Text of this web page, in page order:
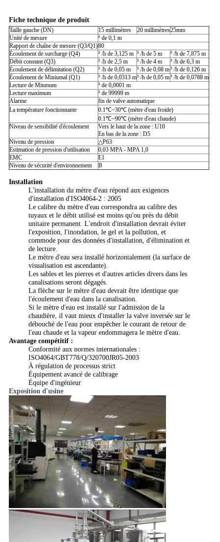
Fiche technique de produit
Taille gauche (DN) 15 millimètres 20 millimètres25mm
Unité de mesure
³ de 0,1 m
Rapport de chaîne de mesure (Q3/Q1)80
Écoulement de surcharge (Q4)
³ /h de 3,125 m ³ /h de 5 m
³ /h de 7,875 m
Débit constant (Q3)
³ /h de 2,5 m ³ /h de 4 m
³ /h de 6,3 m
Écoulement de délimitation (Q2)
³ /h de 0,05 m ³ /h de 0,08 m³ /h de 0,126 m
Écoulement de Miniumal (Q1)
³ /h de 0,0313 m³ /h de 0,05 m³ /h de 0,0788 m
Lecture de Minmum
³ de 0,0001 m
Lecture maximum
³ de 99999 m
Alarme
fin de valve automatique
La température fonctionnante
0.1℃~30℃ (mètre d'eau froide)
0.1℃~90℃ (mètre d'eau chaude)
Niveau de sensibilité d'écoulement
Vers le haut de la zone : U10
En bas de la zone : D5
Niveau de pression
△P63
Estimation de pression d'utilisation
0,03 MPA - MPA 1,0
EMC
E1
Niveau de sécurité d'environnement
B
Installation
L'installation du mètre d'eau répond aux exigences
d'installation d'ISO4064-2 : 2005
Le calibre du mètre d'eau correspondra au calibre des
tuyaux et le débit utilisé est moins qu'ou près du débit
unitaire permanent. L'endroit d'installation devrait éviter
l'exposition, l'inondation, le gel et la pollution, et
commode pour des données d'installation, d'élimination et
de lecture.
Le mètre d'eau sera installé horizontalement (la surface de
visualisation est ascendante).
Les sables et les pierres et d'autres articles divers dans les
canalisations seront dégagés.
La flèche sur le mètre d'eau devrait être identique que
l'écoulement d'eau dans la canalisation.
Si le mètre d'eau est installé sur l'admission de la
chaudière, il vaut mieux d'installer la valve inversée sur le
débouché de l'eau pour empêcher le courant de retour de
l'eau chaude et la vapeur endommagera le mètre d'eau.
Avantage compétitif :
Conformité aux normes internationales :
ISO4064/GBT778/Q/320700JR05-2003
À régulation de processus strict
Équipement avancé de calibrage
Équipe d'ingénieur
Exposition d'usine